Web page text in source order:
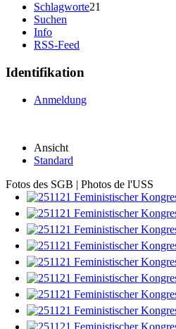
Schlagworte21
Suchen
Info
RSS-Feed
Identifikation
Anmeldung
Ansicht
Standard
Fotos des SGB | Photos de l'USS